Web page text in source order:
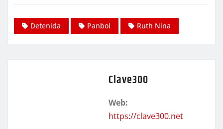
Detenida Panbol Ruth Nina
Clave300
Web:
https://clave300.net